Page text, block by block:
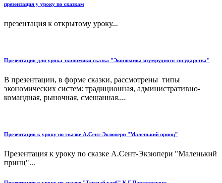
презентация у уроку по сказкам
презентация к открытому уроку...
Презентация для урока экономики сказка "Экономика изумрудного государства"
В презентации, в форме сказки, рассмотрены типы
экономических систем: традиционная, административно-
командная, рыночная, смешанная....
Презентация к уроку по сказке А.Сент-Экзюпери "Маленький принц"
Презентация к уроку по сказке А.Сент-Экзюпери "Маленький
принц"...